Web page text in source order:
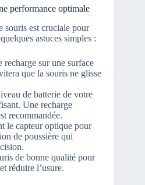
performance optimale
souris est cruciale pour
astuces simples :
recharge sur une surface
que la souris ne glisse
de batterie de votre
Une recharge
recommandée.
le capteur optique pour
de poussière qui
de bonne qualité pour
réduire l’usure.